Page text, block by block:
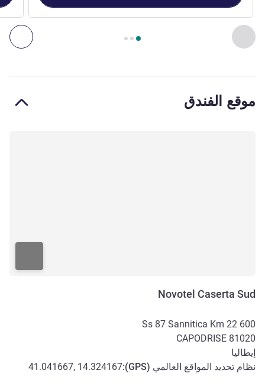
السابق - غرفةالصفحة
موقع الفندق
Novotel Caserta Sud
Ss 87 Sannitica Km 22 600
81020
CAPODRISE
إيطاليا
نظام تحديد المواقع العالمي (GPS
):
41.041667, 14.324167